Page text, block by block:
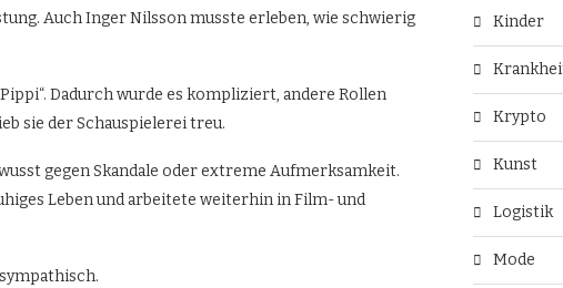
Auch Inger Nilsson musste erleben, wie schwierig
Dadurch wurde es kompliziert, andere Rollen
sie der Schauspielerei treu.
gegen Skandale oder extreme Aufmerksamkeit.
Leben und arbeitete weiterhin in Film- und
Kinder
Krypto
Kunst
Logistik
Mode